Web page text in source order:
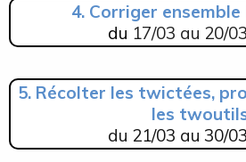
4. Corriger
du 17/03 au 20/
5. Récolter les twictées,
les
du 21/03 au 30/